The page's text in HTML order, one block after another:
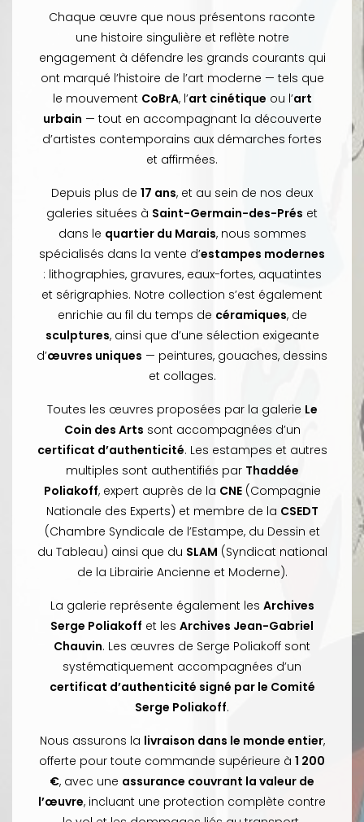
Chaque œuvre que nous présentons raconte
une histoire singulière et reflète notre
engagement à défendre les grands courants qui
ont marqué l’histoire de l’art moderne — tels que
le mouvement CoBrA, l’art cinétique ou l’art
urbain — tout en accompagnant la découverte
d’artistes contemporains aux démarches fortes
et affirmées.
Depuis plus de 17 ans, et au sein de nos deux
galeries situées à Saint-Germain-des-Prés et
dans le quartier du Marais, nous sommes
spécialisés dans la vente d’estampes modernes
: lithographies, gravures, eaux-fortes, aquatintes
et sérigraphies. Notre collection s’est également
enrichie au fil du temps de céramiques, de
sculptures, ainsi que d’une sélection exigeante
d’œuvres uniques — peintures, gouaches, dessins
et collages.
Toutes les œuvres proposées par la galerie Le
Coin des Arts sont accompagnées d’un
certificat d’authenticité. Les estampes et autres
multiples sont authentifiés par Thaddée
Poliakoff, expert auprès de la CNE(Compagnie
Nationale des Experts) et membre de la CSEDT
(Chambre Syndicale de l’Estampe, du Dessin et
du Tableau) ainsi que du SLAM (Syndicat national
de la Librairie Ancienne et Moderne).
La galerie représente également les Archives
Serge Poliakoff et les Archives Jean-Gabriel
Chauvin. Les œuvres de Serge Poliakoff sont
systématiquement accompagnées d’un
certificat d’authenticité signé par le Comité
Serge Poliakoff.
Nous assurons la livraison dans le monde entier,
offerte pour toute commande supérieure à 1 200
€, avec une assurance couvrant la valeur de
l’œuvre, incluant une protection complète contre